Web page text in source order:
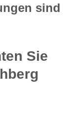
sind
Sie